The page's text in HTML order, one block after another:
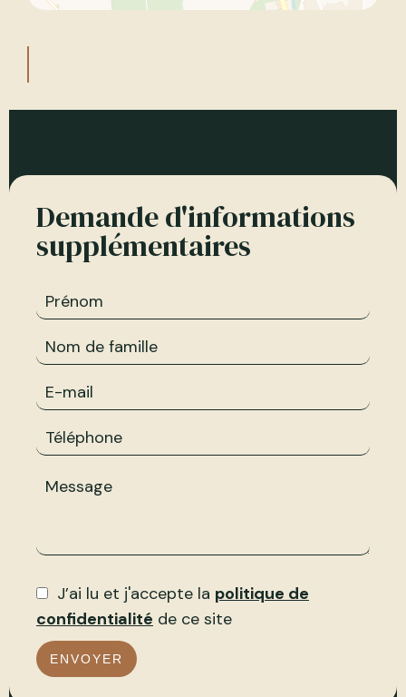
Demande d'informations
supplémentaires
J’ai lu et j'accepte la politique de
confidentialité de ce site
ENVOYER